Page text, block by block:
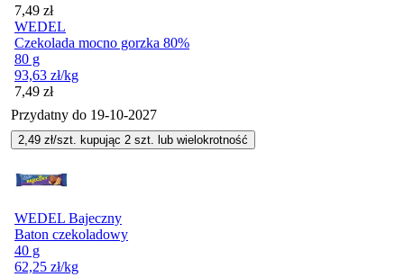
Cena
7,49 zł
WEDEL
Czekolada mocno gorzka 80%
80 g
93,63 zł/kg
Cena
7,49 zł
Przydatny do 19-10-2027
2,49 zł/szt. kupując 2 szt. lub wielokrotność
WEDEL Bajeczny
Baton czekoladowy
40 g
62,25 zł/kg